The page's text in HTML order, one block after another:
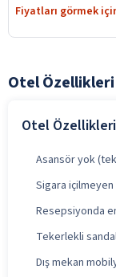
Fiyatları görmek
Otel Özellikleri
Otel Özellikleri
Asansör yok
Sigara
Resepsiyonda
Tekerlekli
Dış mekan